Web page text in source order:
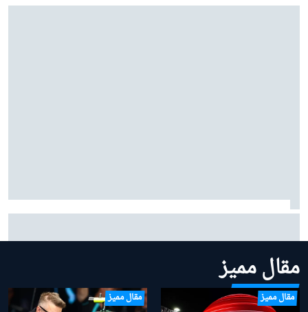
بينوتو يردّ على شائعات ساينز وبياسـتري: "نحن سعداء
مقال مميز
مقال مميز مقال مميز